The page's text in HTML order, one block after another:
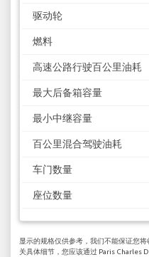
驱动轮
燃料
高速公路行驶百公里油耗
最大后备箱容量
最小中继容量
百公里混合驾驶油耗
车门数量
座位数量
显示的规格仅供参考，我们不能保证您
关具体细节，您应该通过 Paris Charles